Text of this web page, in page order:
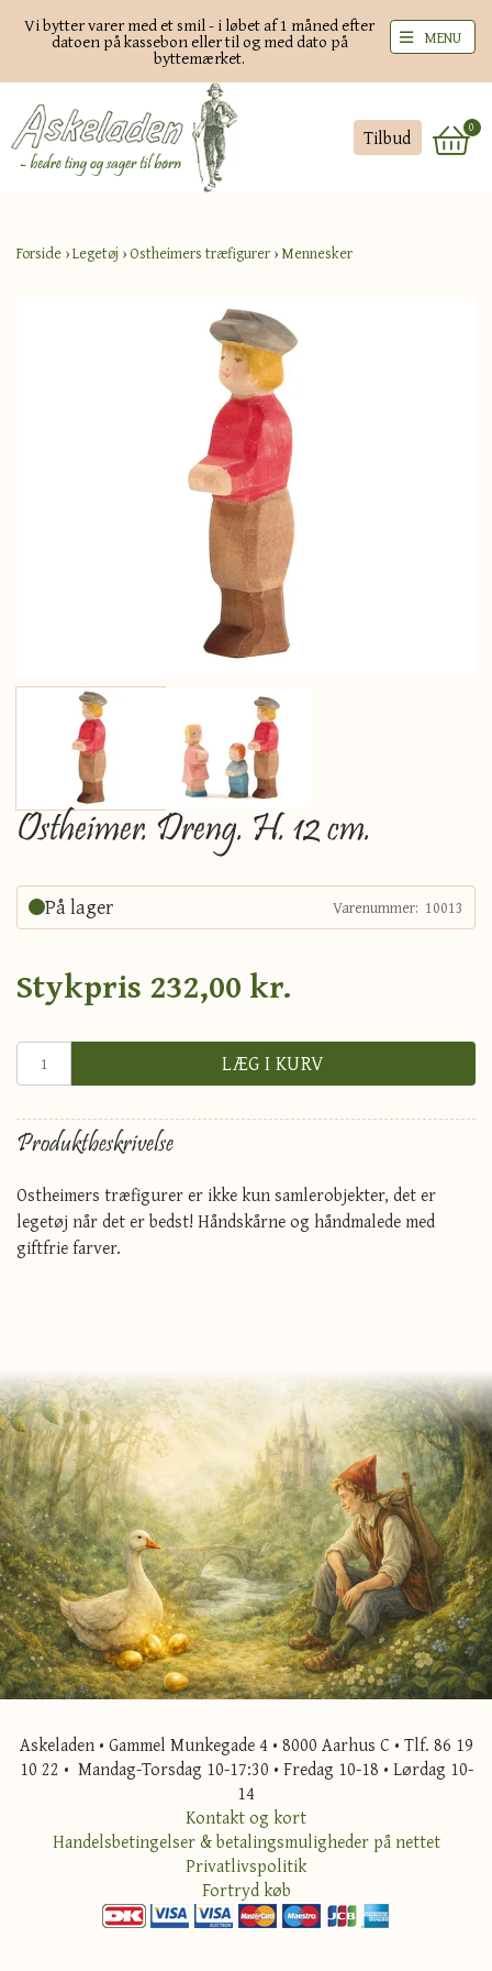
Vi bytter varer med et smil - i løbet af 1 måned efter
datoen på kassebon eller til og med dato på
byttemærket.
Tilbud 0
MENU
Forside ›Legetøj › Ostheimers træfigurer › Mennesker
Ostheimer. Dreng. H. 12 cm.
På lager Varenummer: 10013
Stykpris 232,00 kr.
LÆG I KURV
Produktbeskrivelse
Ostheimers træfigurer er ikke kun samlerobjekter, det er
legetøj når det er bedst! Håndskårne og håndmalede med
giftfrie farver.
Askeladen • Gammel Munkegade 4 • 8000 Aarhus C • Tlf. 86 19
10 22 • Mandag-Torsdag 10-17:30 • Fredag 10-18 • Lørdag 10-
14
Kontakt og kort
Handelsbetingelser & betalingsmuligheder på nettet
Privatlivspolitik
Fortryd køb